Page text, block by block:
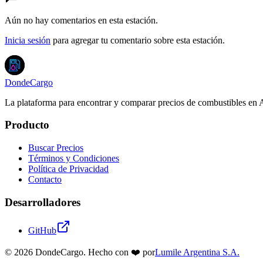
Aún no hay comentarios en esta estación.
Inicia sesión para agregar tu comentario sobre esta estación.
DondeCargo
La plataforma para encontrar y comparar precios de combustibles en
Producto
Buscar Precios
Términos y Condiciones
Política de Privacidad
Contacto
Desarrolladores
GitHub
© 2026 DondeCargo. Hecho con ❤️ porLumile Argentina S.A.